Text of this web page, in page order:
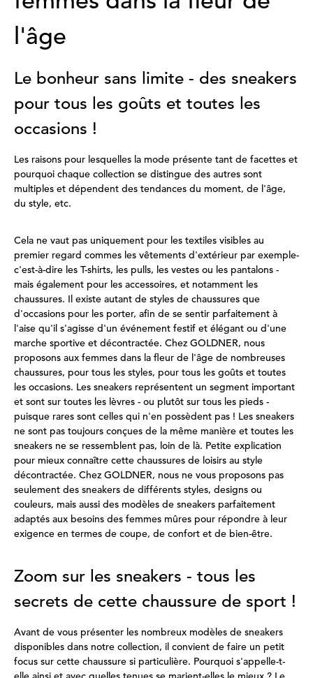
l'âge
Le bonheur sans limite - des sneakers
pour tous les goûts et toutes les
occasions !
Les raisons pour lesquelles la mode présente tant de facettes et
pourquoi chaque collection se distingue des autres sont
multiples et dépendent des tendances du moment, de l'âge,
du style, etc.
Cela ne vaut pas uniquement pour les textiles visibles au
premier regard commes les vêtements d'extérieur par exemple-
c'est-à-dire les T-shirts, les pulls, les vestes ou les pantalons -
mais également pour les accessoires, et notamment les
chaussures. Il existe autant de styles de chaussures que
d'occasions pour les porter, afin de se sentir parfaitement à
l'aise qu'il s'agisse d'un événement festif et élégant ou d'une
marche sportive et décontractée. Chez GOLDNER, nous
proposons aux femmes dans la fleur de l'âge de nombreuses
chaussures, pour tous les styles, pour tous les goûts et toutes
les occasions. Les sneakers représentent un segment important
et sont sur toutes les lèvres - ou plutôt sur tous les pieds -
puisque rares sont celles qui n'en possèdent pas ! Les sneakers
ne sont pas toujours conçues de la même manière et toutes les
sneakers ne se ressemblent pas, loin de là. Petite explication
pour mieux connaître cette chaussures de loisirs au style
décontractée. Chez GOLDNER, nous ne vous proposons pas
seulement des sneakers de différents styles, designs ou
couleurs, mais aussi des modèles de sneakers parfaitement
adaptés aux besoins des femmes mûres pour répondre à leur
exigence en termes de coupe, de confort et de bien-être.
Zoom sur les sneakers - tous les
secrets de cette chaussure de sport !
Avant de vous présenter les nombreux modèles de sneakers
disponibles dans notre collection, il convient de faire un petit
focus sur cette chaussure si particulière. Pourquoi s'appelle-t-